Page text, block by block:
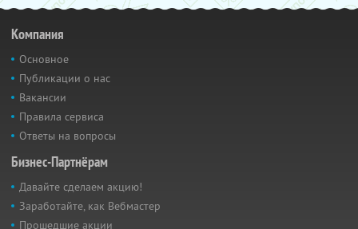
Компания
Основное
Публикации о нас
Вакансии
Правила сервиса
Ответы на вопросы
Бизнес-Партнёрам
Давайте сделаем акцию!
Заработайте, как Вебмастер
Прошедшие акции